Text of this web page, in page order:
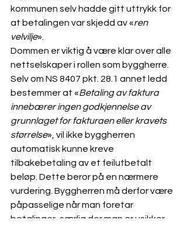
kommunen selv hadde gitt uttrykk for
at betalingen var skjedd av «ren
velvilje».
Dommen er viktig å være klar over alle
nettselskaper i rollen som byggherre.
Selv om NS 8407 pkt. 28.1 annet ledd
bestemmer at «Betaling av faktura
innebærer ingen godkjennelse av
grunnlaget for fakturaen eller kravets
størrelse», vil ikke byggherren
automatisk kunne kreve
tilbakebetaling av et feilutbetalt
beløp. Dette beror på en nærmere
vurdering. Byggherren må derfor være
påpasselige når man foretar
betalinger, særlig der man er usikker